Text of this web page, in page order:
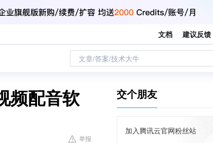
文档 建议反馈
文章/答案/技术大牛
频配音软
举报
交个朋友
加入腾讯云官网粉丝站